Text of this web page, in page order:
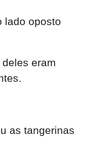
lado oposto
eram
as tangerinas